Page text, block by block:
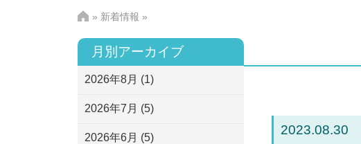
» 新着情報 »
月別アーカイブ
2026年8月 (1)
2026年7月 (5)
2026年6月 (5)
2023.08.30